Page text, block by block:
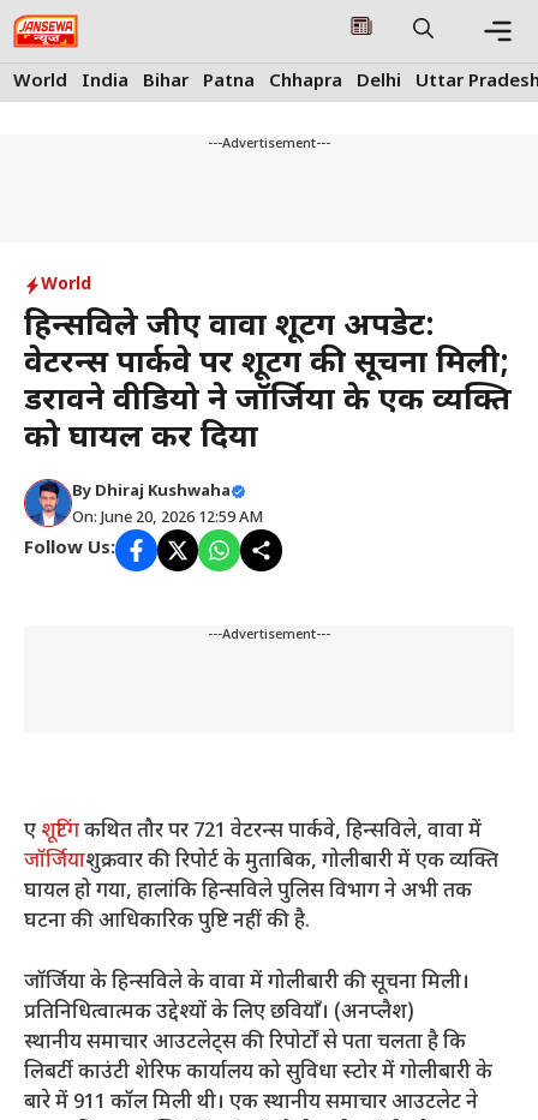
Skip
to
content
World India Bihar Patna Chhapra Delhi Uttar
---Advertisement---
World
हिन्सविले जीए वावा शूटिंग अपडेट:
वेटरन्स पार्कवे पर शूटिंग की सूचना मिली;
डरावने वीडियो ने जॉर्जिया के एक व्यक्ति
को घायल कर दिया
By Dhiraj Kushwaha
On: June 20, 2026 12:59 AM
Follow Us:
---Advertisement---
ए शूटिंगकथित तौर पर 721 वेटरन्स पार्कवे, हिन्सविले, वावा में
जॉर्जियाशुक्रवार की रिपोर्ट के मुताबिक, गोलीबारी में एक व्यक्ति
घायल हो गया, हालांकि हिन्सविले पुलिस विभाग ने अभी तक
घटना की आधिकारिक पुष्टि नहीं की है.
जॉर्जिया के हिन्सविले के वावा में गोलीबारी की सूचना मिली।
प्रतिनिधित्वात्मक उद्देश्यों के लिए छवियाँ। (अनप्लैश)
स्थानीय समाचार आउटलेट्स की रिपोर्टों से पता चलता है कि
लिबर्टी काउंटी शेरिफ कार्यालय को सुविधा स्टोर में गोलीबारी के
बारे में 911 कॉल मिली थी। एक स्थानीय समाचार आउटलेट ने